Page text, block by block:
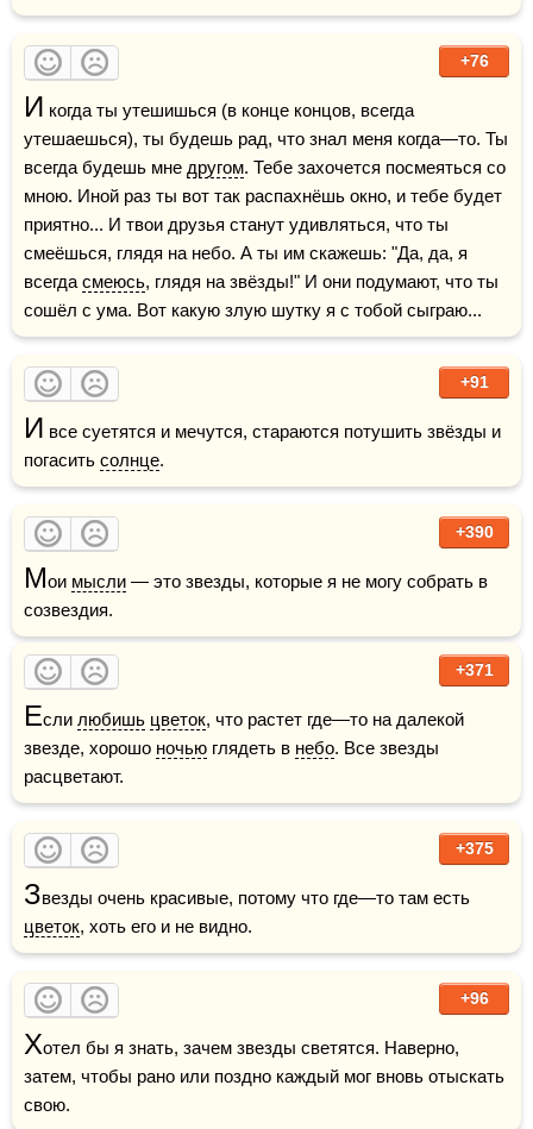
+76
И когда ты утешишься (в конце концов, всегда
утешаешься), ты будешь рад, что знал меня когда—то. Ты
всегда будешь мне другом. Тебе захочется посмеяться со
мною. Иной раз ты вот так распахнёшь окно, и тебе будет
приятно... И твои друзья станут удивляться, что ты
смеёшься, глядя на небо. А ты им скажешь: "Да, да, я
всегда смеюсь, глядя на звёзды!" И они подумают, что ты
сошёл с ума. Вот какую злую шутку я с тобой сыграю...
+91
И все суетятся и мечутся, стараются потушить звёзды и
погасить солнце.
+390
Мои мысли — это звезды, которые я не могу собрать в
созвездия.
+371
Если любишь цветок, что растет где—то на далекой
звезде, хорошо ночью глядеть в небо. Все звезды
расцветают.
+375
З
цветок, хоть его и не видно.
+96
Хотел бы я знать, зачем звезды светятся. Наверно,
затем, чтобы рано или поздно каждый мог вновь отыскать
свою.